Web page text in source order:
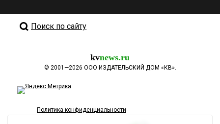
Поиск по сайту
kvnews.ru
© 2001—2026 ООО ИЗДАТЕЛЬСКИЙ ДОМ «КВ».
Политика конфиденциальности